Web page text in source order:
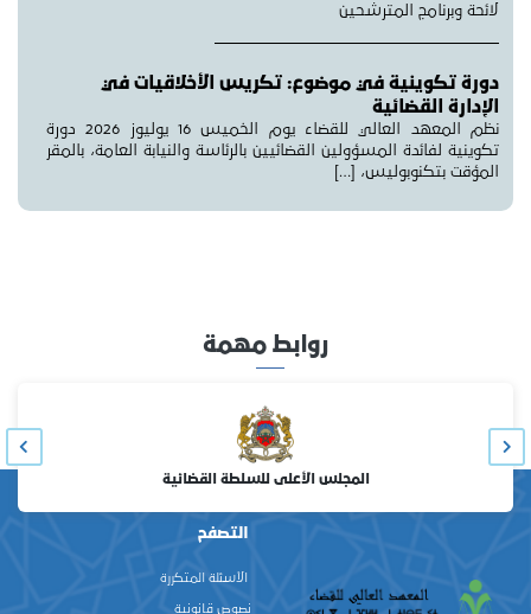
لائحة وبرنامج المترشحين
دورة تكوينية في موضوع: تكريس الأخلاقيات في
الإدارة القضائية
نظم المعهد العالي للقضاء يوم الخميس 16 يوليوز 2026 دورة
تكوينية لفائدة المسؤولين القضائيين بالرئاسة والنيابة العامة، بالمقر
المؤقت بتكنوبوليس، […]
روابط مهمة
المجلس الأعلى للسلطة القضائية
التصفح
الأسئلة المتكررة
نصوص قانونية